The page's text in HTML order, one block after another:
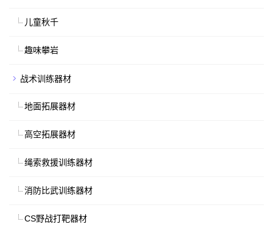
儿童秋千
趣味攀岩
战术训练器材
地面拓展器材
高空拓展器材
绳索救援训练器材
消防比武训练器材
CS野战打靶器材